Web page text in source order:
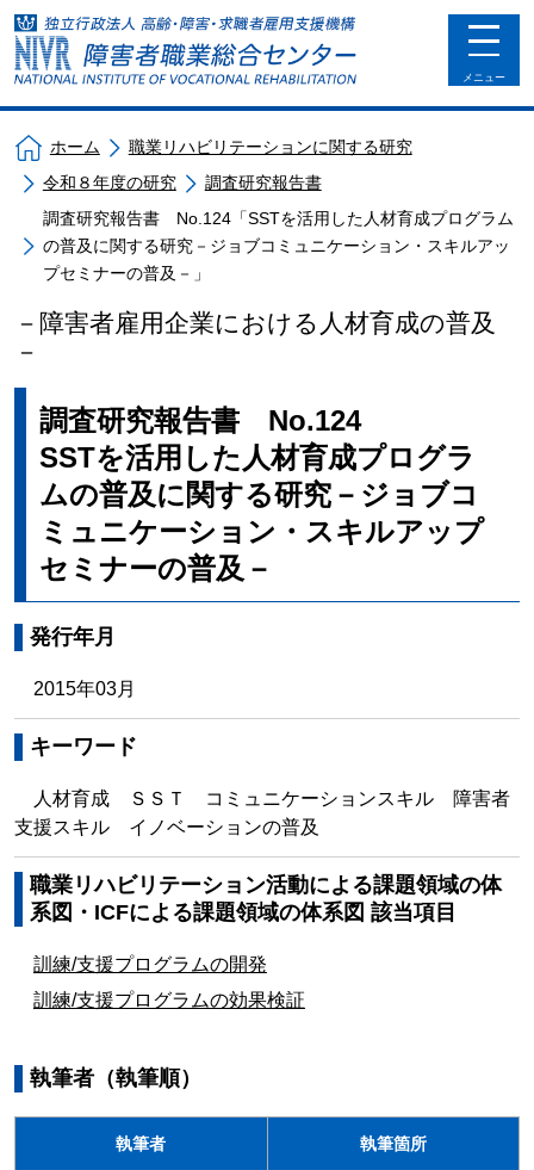
toggle
メニュー
ホーム
職業リハビリテーションに関する研究
令和８年度の研究
調査研究報告書
調査研究報告書 No.124「SSTを活用した人材育成プログラム
の普及に関する研究－ジョブコミュニケーション・スキルアッ
プセミナーの普及－」
－障害者雇用企業における人材育成の普及
－
調査研究報告書 No.124
SSTを活用した人材育成プログラ
ムの普及に関する研究－ジョブコ
ミュニケーション・スキルアップ
セミナーの普及－
発行年月
2015年03月
キーワード
人材育成 ＳＳＴ コミュニケーションスキル 障害者
支援スキル イノベーションの普及
職業リハビリテーション活動による課題領域の体
系図・ICFによる課題領域の体系図 該当項目
訓練/支援プログラムの開発
訓練/支援プログラムの効果検証
執筆者（執筆順）
執筆者 執筆箇所